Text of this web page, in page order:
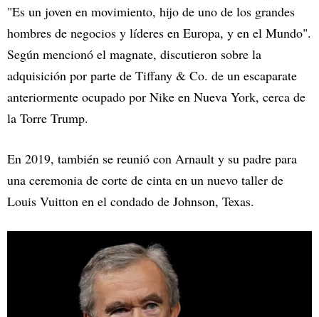
"Es un joven en movimiento, hijo de uno de los grandes
hombres de negocios y líderes en Europa, y en el Mundo".
Según mencionó el magnate, discutieron sobre la
adquisición por parte de Tiffany & Co. de un escaparate
anteriormente ocupado por Nike en Nueva York, cerca de
la Torre Trump.
En 2019, también se reunió con Arnault y su padre para
una ceremonia de corte de cinta en un nuevo taller de
Louis Vuitton en el condado de Johnson, Texas.